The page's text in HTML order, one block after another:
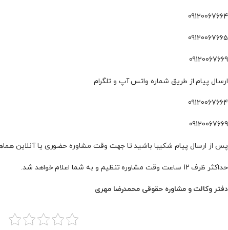
09120067664
09120067665
09120067669
ارسال پیاماز طریق شماره واتس آپ و تلگرام
09120067664
09120067669
پس از ارسال پیام شکیبا باشید تا جهت وقت مشاوره حضوری یا آنلاین
حداکثر ظرف 12 ساعت وقت مشاوره تنظیم و به شما اعلام خواهد شد.
دفتر وکالت و مشاوره حقوقی محمدرضا مهری